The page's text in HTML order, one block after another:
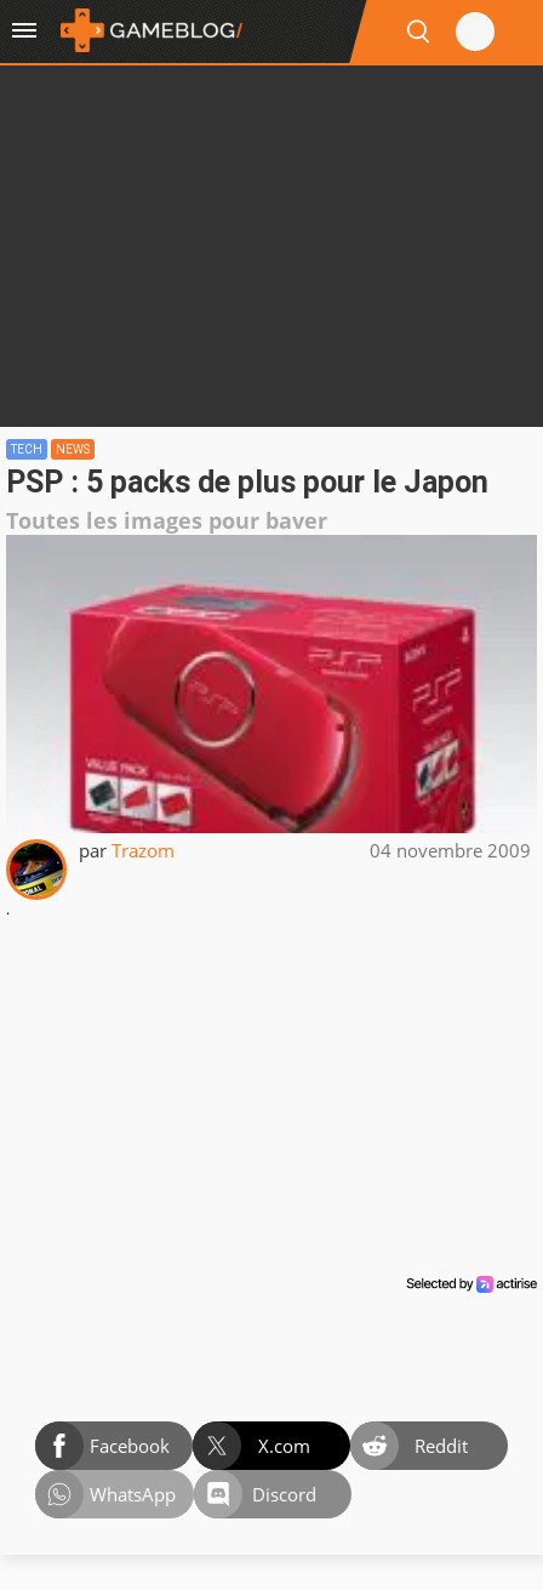
TECH NEWS
PSP : 5 packs de plus pour le Japon
Toutes les images pour baver
par Trazom 04 novembre 2009
.
Facebook X.com
Reddit
WhatsApp
Discord